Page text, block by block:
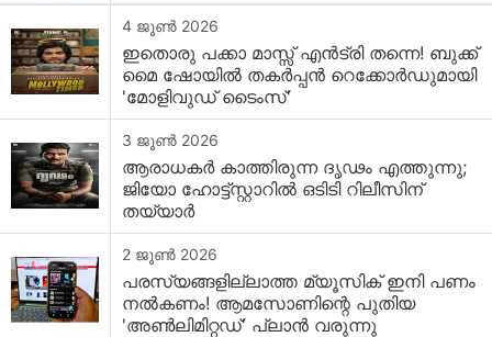
4 ജൂൺ 2026
ഇതൊരു പക്കാ മാസ്സ് എൻട്രി തന്നെ! ബുക്ക്
മൈ ഷോയിൽ തകർപ്പൻ റെക്കോർഡുമായി
'മോളിവുഡ് ടൈംസ്'
3 ജൂൺ 2026
ആരാധകർ കാത്തിരുന്ന ദൃഢം എത്തുന്നു;
ജിയോ ഹോട്ട്സ്റ്റാറിൽ ഒടിടി റിലീസിന്
തയ്യാർ
2 ജൂൺ 2026
പരസ്യങ്ങളില്ലാത്ത മ്യൂസിക് ഇനി പണം
നൽകണം! ആമസോണിന്റെ പുതിയ
'അൺലിമിറ്റഡ്' പ്ലാൻ വരുന്നു